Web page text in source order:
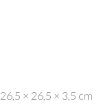
26,5 × 26,5 × 3,5 cm